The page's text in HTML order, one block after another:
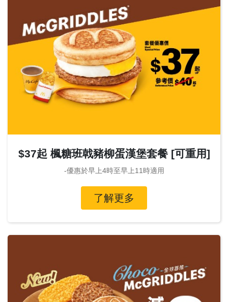
$37起 楓糖班戟豬柳蛋漢堡套餐 [可重用]
-優惠於早上4時至早上11時適用
了解更多